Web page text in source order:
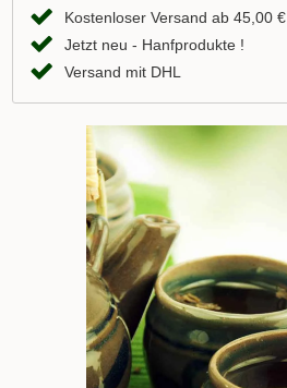
Kostenloser Versand ab 45,00 €
Jetzt neu - Hanfprodukte !
Versand mit DHL